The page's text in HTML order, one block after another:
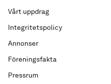
Vårt uppdrag
Integritetspolicy
Annonser
Föreningsfakta
Pressrum